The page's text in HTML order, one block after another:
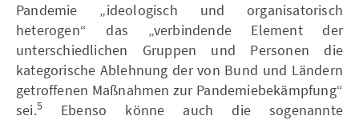
Pandemie „ideologisch und organisatorisch
heterogen“ das „verbindende Element der
unterschiedlichen Gruppen und Personen die
kategorische Ablehnung der von Bund und Ländern
getroffenen Maßnahmen zur Pandemiebekämpfung“
sei.5
Ebenso könne auch die sogenannte